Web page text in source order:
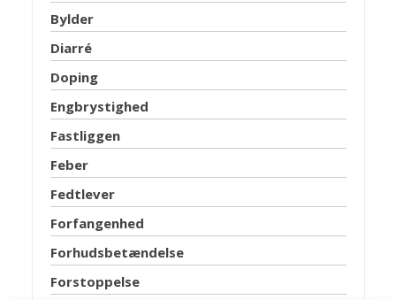
Bylder
Diarré
Doping
Engbrystighed
Fastliggen
Feber
Fedtlever
Forfangenhed
Forhudsbetændelse
Forstoppelse